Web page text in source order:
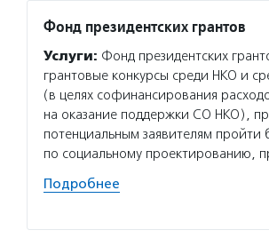
Фонд президентских грантов
Услуги: Фонд президентских
грантовые конкурсы среди НКО и
(в целях софинансирования
на оказание поддержки СО НКО),
потенциальным заявителям пройти
по социальному проектированию,
Подробнее